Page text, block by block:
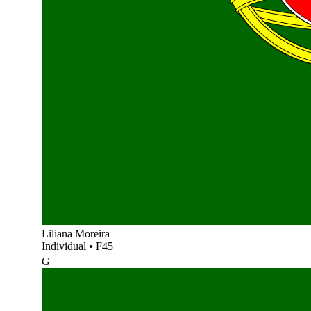
Liliana Moreira
Individual • F45
G